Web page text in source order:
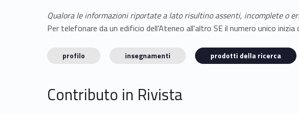
Qualora le informazioni riportate a lato risultino assenti, incomplete o
Per telefonare da un edificio dell'Ateneo all'altro SE il numero unico
profilo insegnamenti prodotti della ricerca
Contributo in Rivista